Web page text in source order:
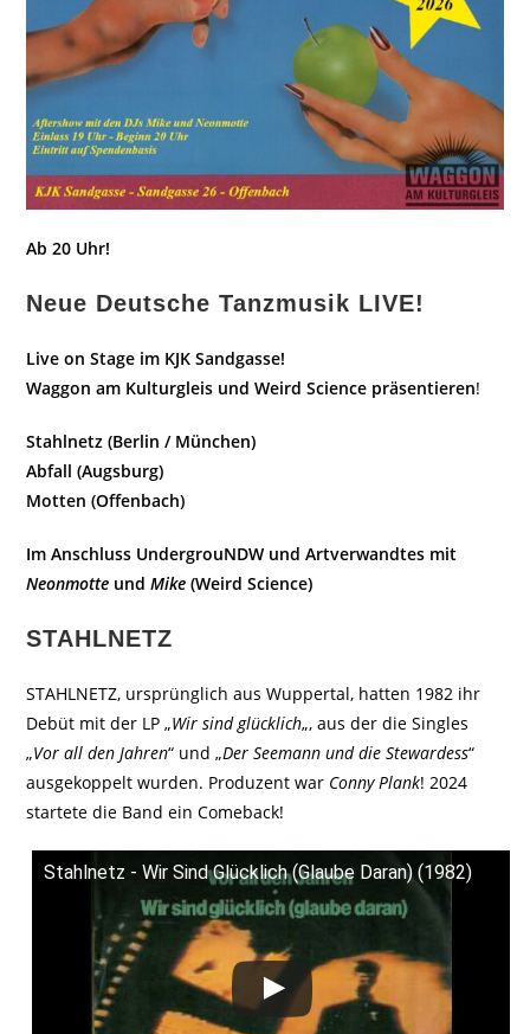
Ab 20 Uhr!
Neue Deutsche Tanzmusik LIVE!
Live on Stage im KJK Sandgasse!
Waggon am Kulturgleis und Weird Science präsentieren!
Stahlnetz (Berlin / München)
Abfall (Augsburg)
Motten (Offenbach)
Im Anschluss UndergrouNDW und Artverwandtes mit
Neonmotte undMike(Weird Science)
STAHLNETZ
STAHLNETZ, ursprünglich aus Wuppertal, hatten 1982 ihr
Debüt mit der LP „Wir sind glücklich„, aus der die Singles
„Vor all den Jahren“ und „Der Seemann und die Stewardess“
ausgekoppelt wurden. Produzent war Conny Plank! 2024
startete die Band ein Comeback!
Stahlnetz - Wir Sind Glücklich (Glaube Daran) (1982)